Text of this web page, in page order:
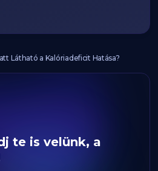
Látható a Kalóriadeficit Hatása?
te is velünk, a